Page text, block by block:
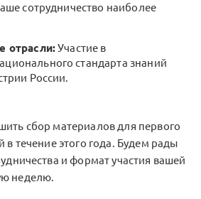
сотрудничество наиболее
отрасли:Участие в
стандарта знаний
России.
сбор материалов для первого
в течение этого года. Будем рады
и формат участия вашей
неделю.